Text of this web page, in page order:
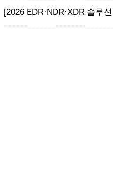
[2026 EDR·NDR·XDR 솔루